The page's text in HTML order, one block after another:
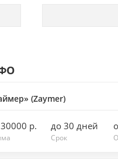
(Zaymer)
р. до 30 дней
Срок